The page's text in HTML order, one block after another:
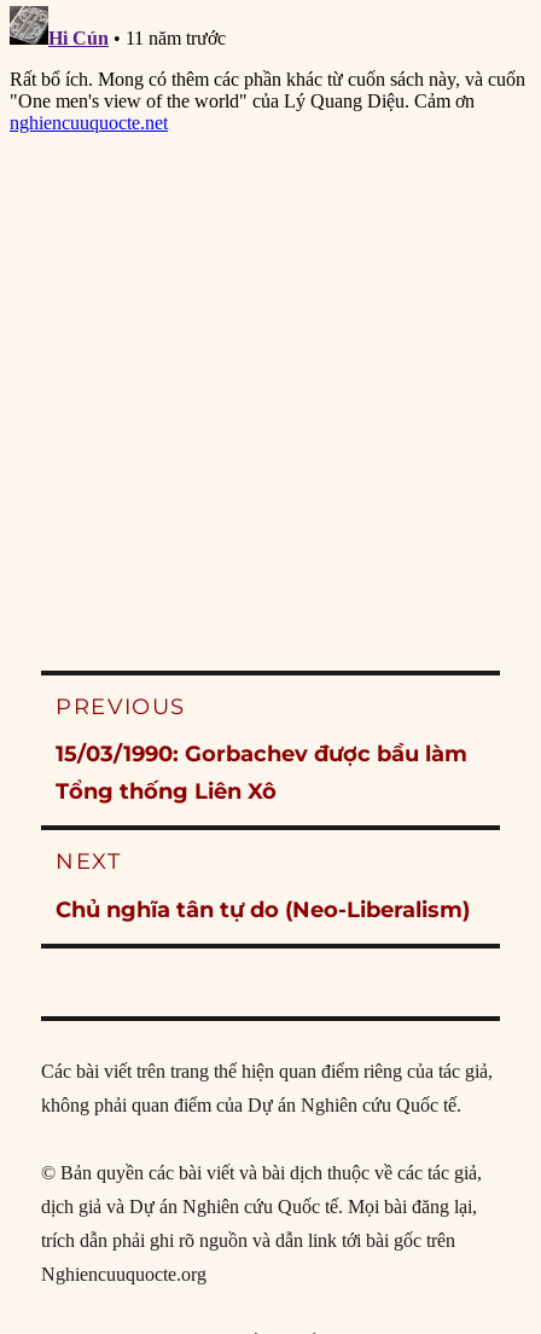
Post
PREVIOUS
Previous
post:
15/03/1990: Gorbachev được bầu làm
Tổng thống Liên Xô
NEXT
Next
post:
Chủ nghĩa tân tự do (Neo-Liberalism)
Các bài viết trên trang thể hiện quan điểm riêng của tác giả,
không phải quan điểm của Dự án Nghiên cứu Quốc tế.
© Bản quyền các bài viết và bài dịch thuộc về các tác giả,
dịch giả và Dự án Nghiên cứu Quốc tế. Mọi bài đăng lại,
trích dẫn phải ghi rõ nguồn và dẫn link tới bài gốc trên
Nghiencuuquocte.org